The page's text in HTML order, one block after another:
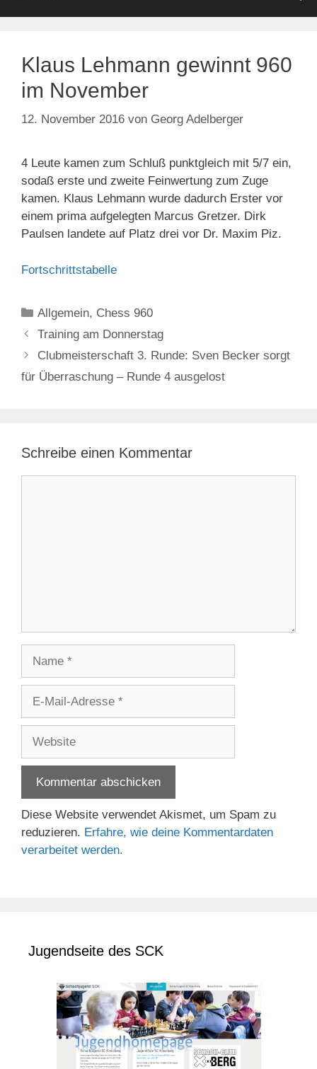
Klaus Lehmann gewinnt 960
im November
12. November 2016 von Georg Adelberger
4 Leute kamen zum Schluß punktgleich mit 5/7 ein,
sodaß erste und zweite Feinwertung zum Zuge
kamen. Klaus Lehmann wurde dadurch Erster vor
einem prima aufgelegten Marcus Gretzer. Dirk
Paulsen landete auf Platz drei vor Dr. Maxim Piz.
Fortschrittstabelle
Kategorien
Allgemein, Chess 960
Training am Donnerstag
Clubmeisterschaft 3. Runde: Sven Becker sorgt
für Überraschung – Runde 4 ausgelost
Schreibe einen Kommentar
Adresse
Diese Website verwendet Akismet, um Spam zu
reduzieren. Erfahre, wie deine Kommentardaten
verarbeitet werden.
Jugendseite des SCK